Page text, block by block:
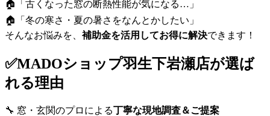
🏠「古くなった窓の断熱性能が気になる…」
🏠「冬の寒さ・夏の暑さをなんとかしたい」
そんなお悩みを、 補助金を活用してお得に解決できます！
✅MADOショップ羽生下岩瀬店が選ば
れる理由
🔧 窓・玄関のプロによる丁寧な現地調査＆ご提案